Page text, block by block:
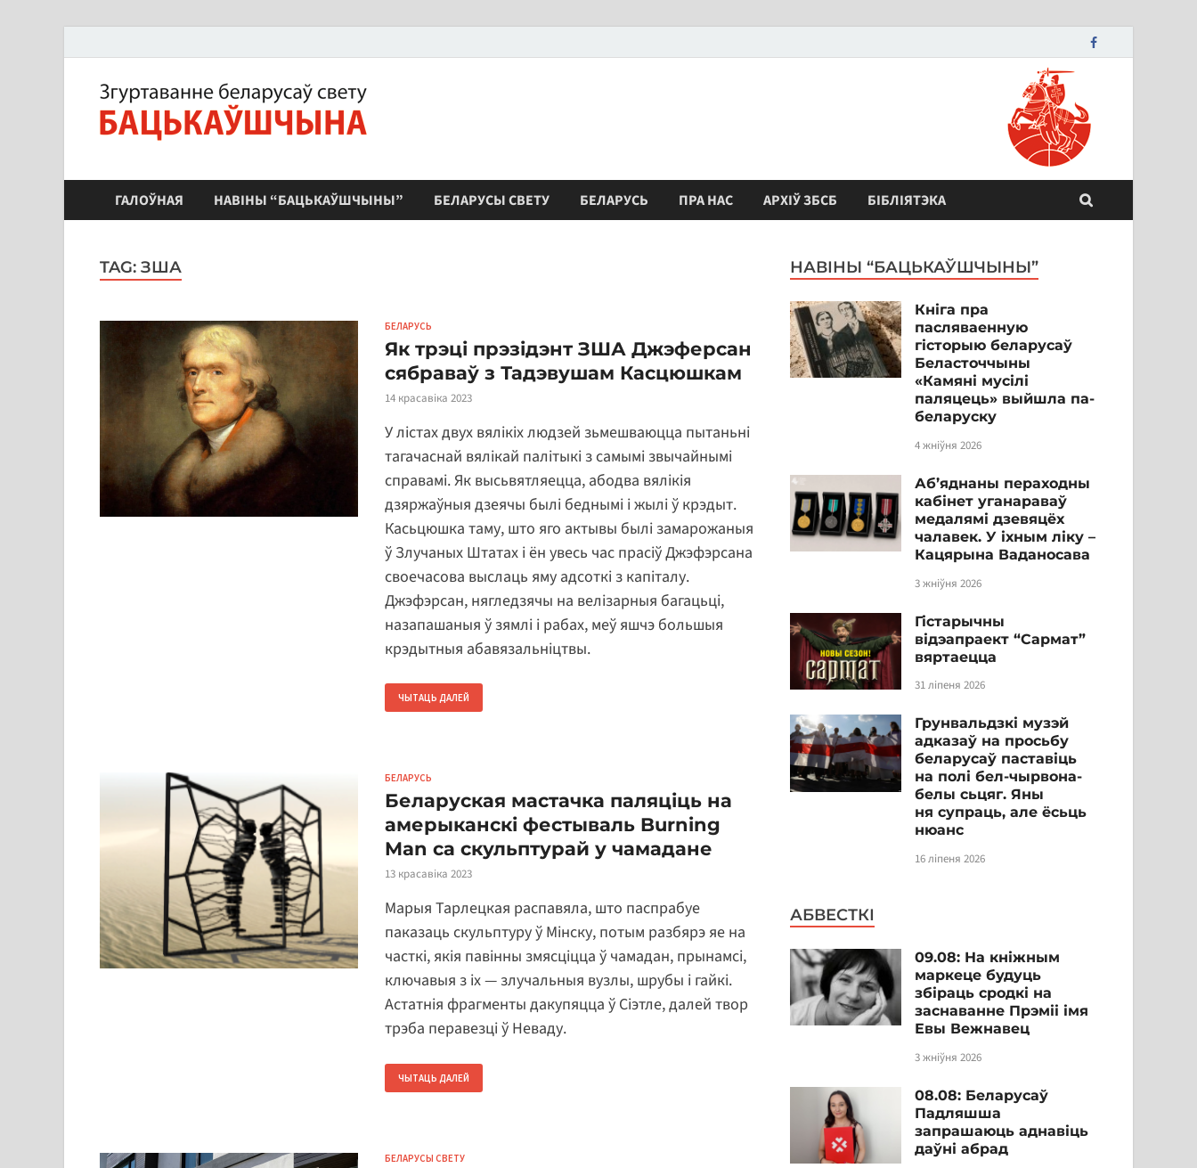
ЗБС "Бацькаўшчына"
ГАЛОЎНАЯ НАВІНЫ “БАЦЬКАЎШЧЫНЫ” БЕЛАРУСЫ СВЕТУ БЕЛАРУСЬ ПРА НАС АРХІЎ ЗБСБ БІБЛІЯТЭКА
TAG: ЗША
БЕЛАРУСЬ
Як трэці прэзідэнт ЗША Джэферсан
сябраваў з Тадэвушам Касцюшкам
14 красавіка 2023
У лістах двух вялікіх людзей зьмешваюцца пытаньні
тагачаснай вялікай палітыкі з самымі звычайнымі
справамі. Як высьвятляецца, абодва вялікія
дзяржаўныя дзеячы былі беднымі і жылі ў крэдыт.
Касьцюшка таму, што яго актывы былі замарожаныя
ў Злучаных Штатах і ён увесь час прасіў Джэфэрсана
своечасова выслаць яму адсоткі з капіталу.
Джэфэрсан, нягледзячы на ​​велізарныя багацьці,
назапашаныя ў зямлі і рабах, меў яшчэ большыя
крэдытныя абавязальніцтвы.
ЧЫТАЦЬ ДАЛЕЙ
БЕЛАРУСЬ
Беларуская мастачка паляціць на
амерыканскі фестываль Burning
Man са скульптурай у чамадане
13 красавіка 2023
Марыя Тарлецкая распавяла, што паспрабуе
паказаць скульптуру ў Мінску, потым разбярэ яе на
часткі, якія павінны змясціцца ў чамадан, прынамсі,
ключавыя з іх — злучальныя вузлы, шрубы і гайкі.
Астатнія фрагменты дакупяцца ў Сіэтле, далей твор
трэба перавезці ў Неваду.
ЧЫТАЦЬ ДАЛЕЙ
БЕЛАРУСЫ СВЕТУ
НАВІНЫ “БАЦЬКАЎШЧЫНЫ”
Кніга пра
пасляваенную
гісторыю беларусаў
Беласточчыны
«Камяні мусілі
паляцець» выйшла па-
беларуску
4 жніўня 2026
Аб’яднаны пераходны
кабінет уганараваў
медалямі дзевяцёх
чалавек. У іхным ліку –
Кацярына Ваданосава
3 жніўня 2026
Гістарычны
відэапраект “Сармат”
вяртаецца
31 ліпеня 2026
Грунвальдзкі музэй
адказаў на просьбу
беларусаў паставіць
на полі бел-чырвона-
белы сьцяг. Яны
ня супраць, але ёсьць
нюанс
16 ліпеня 2026
АБВЕСТКІ
09.08: На кніжным
маркеце будуць
збіраць сродкі на
заснаванне Прэміі імя
Евы Вежнавец
3 жніўня 2026
08.08: Беларусаў
Падляшша
запрашаюць аднавіць
даўні абрад